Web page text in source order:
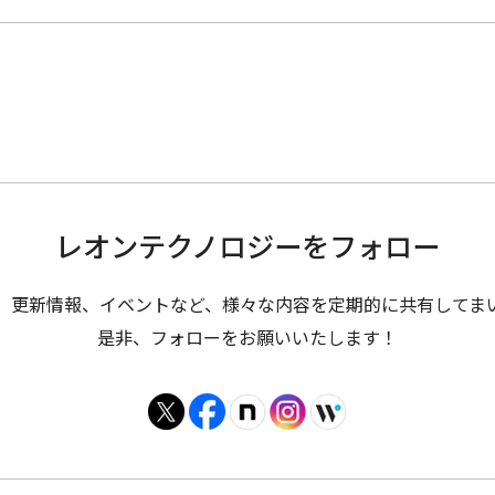
レオンテクノロジーをフォロー
更新情報、イベントなど、様々な内容を定期的に共有してま
是非、フォローをお願いいたします！